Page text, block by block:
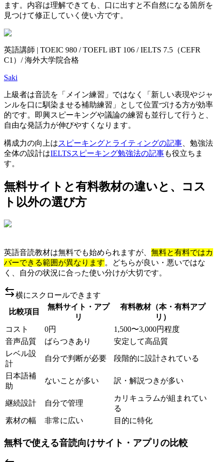
ます。内容は理解できても、口に出すと不自然になる箇所を
見つけて修正していく使い方です。
英語講師 | TOEIC 980 / TOEFL iBT 106 / IELTS 7.5（CEFR
C1）/ 海外大学院合格
Saki
上級者は音読を「メイン練習」ではなく「新しい表現やジャ
ンルを口に馴染ませる補助練習」として位置づける方が効率
的です。即興スピーキングや議論の練習も並行して行うと、
自由な発話力が伸びやすくなります。
構成力の向上はスピーキングとライティングの記事 、勉強法
全体の設計はIELTSスピーキング勉強法の記事も役立ちま
す。
無料サイトと有料教材の違いと、コス
ト以外の選び方
英語音読教材は無料でも始められますが、 無料と有料ではカ
バーできる範囲が異なります。どちらが良い・悪いではな
く、自分の状況に合った使い分けが大切です。
横にスクロールできます
比較項目
無料サイト・アプ
リ
有料教材（本・有料アプ
リ）
コスト
0円
1,500〜3,000円程度
音声品質
ばらつきあり
安定して高品質
レベル設
計
自分で判断が必要 段階的に設計されている
日本語補
助
ないことが多い 訳・解説つきが多い
継続設計 自分で管理
カリキュラムが組まれてい
る
素材の幅
非常に広い 目的に特化
無料で使える音読向けサイト・アプリの比較